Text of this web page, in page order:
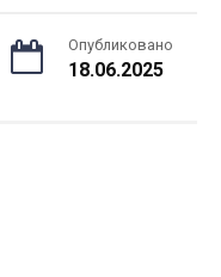
Опубликовано
18.06.2025